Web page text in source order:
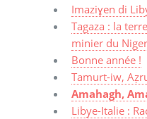
Imaziɣen di
Tagaza : la
minier du
Bonne année !
Tamurt-iw,
Amahagh,
Libye-Italie :